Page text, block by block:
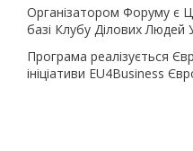
Організатором Форуму є
базі Клубу Ділових Людей
Програма реалізується
ініціативи EU4Business